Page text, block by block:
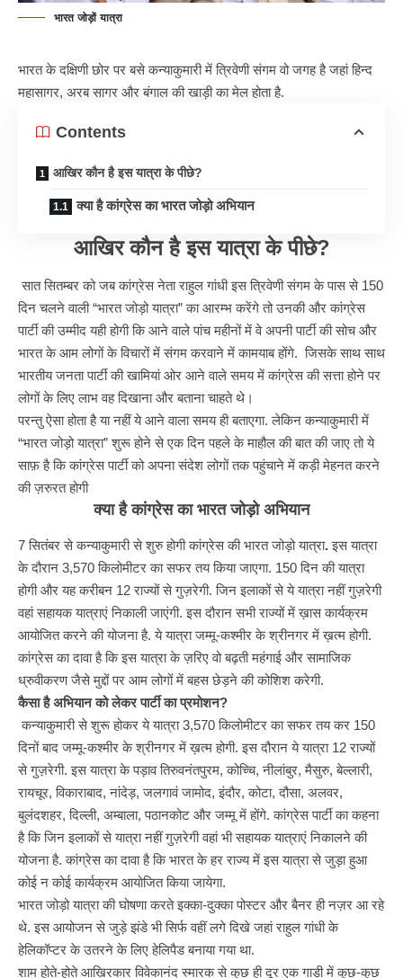
भारत जोड़ों यात्रा
भारत के दक्षिणी छोर पर बसे कन्याकुमारी में त्रिवेणी संगम वो जगह है जहां हिन्द
महासागर, अरब सागर और बंगाल की खाड़ी का मेल होता है.
Contents
आखिर कौन है इस यात्रा के पीछे?
क्या है कांग्रेस का भारत जोड़ो अभियान
आखिर कौन है इस यात्रा के पीछे?
सात सितम्बर को जब कांग्रेस नेता राहुल गांधी इस त्रिवेणी संगम के पास से 150
दिन चलने वाली “भारत जोड़ो यात्रा” का आरम्भ करेंगे तो उनकी और कांग्रेस
पार्टी की उम्मीद यही होगी कि आने वाले पांच महीनों में वे अपनी पार्टी की सोच और
भारत के आम लोगों के विचारों में संगम करवाने में कामयाब होंगे. जिसके साथ साथ
भारतीय जनता पार्टी की खामियां ओर आने वाले समय में कांग्रेस की सत्ता होने पर
लोगों के लिए लाभ वह दिखाना और बताना चाहते थे।
परन्तु ऐसा होता है या नहीं ये आने वाला समय ही बताएगा. लेकिन कन्याकुमारी में
“भारत जोड़ो यात्रा” शुरू होने से एक दिन पहले के माहौल की बात की जाए तो ये
साफ़ है कि कांग्रेस पार्टी को अपना संदेश लोगों तक पहुंचाने में कड़ी मेहनत करने
की ज़रुरत होगी
क्या है कांग्रेस का भारत जोड़ो अभियान
7 सितंबर से कन्याकुमारीसे शुरु होगी कांग्रेस की भारत जोड़ो यात्रा.इस यात्रा
के दौरान 3,570 किलोमीटर का सफर तय किया जाएगा. 150 दिन की यात्रा
होगी और यह करीबन 12 राज्यों से गुज़रेगी. जिन इलाकों से ये यात्रा नहीं गुज़रेगी
वहां सहायक यात्राएं निकाली जाएंगी. इस दौरान सभी राज्यों में ख़ास कार्यक्रम
आयोजित करने की योजना है. ये यात्रा जम्मू-कश्मीर के श्रीनगर में ख़त्म होगी.
कांग्रेस का दावा है कि इस यात्रा के ज़रिए वो बढ़ती महंगाई और सामाजिक
ध्रुवीकरण जैसे मुद्दों पर आम लोगों में बहस छेड़ने की कोशिश करेगी.
कैसा है अभियान को लेकर पार्टी का प्रमोशन?
कन्याकुमारी से शुरू होकर ये यात्रा 3,570 किलोमीटर का सफर तय कर 150
दिनों बाद जम्मू-कश्मीर के श्रीनगर में ख़त्म होगी. इस दौरान ये यात्रा 12 राज्यों
से गुज़रेगी. इस यात्रा के पड़ाव तिरुवनंतपुरम, कोच्चि, नीलांबुर, मैसुरु, बेल्लारी,
रायचूर, विकाराबाद, नांदेड़, जलगावं जामोद, इंदौर, कोटा, दौसा, अलवर,
बुलंदशहर, दिल्ली, अम्बाला, पठानकोट और जम्मू में होंगे. कांग्रेस पार्टी का कहना
है कि जिन इलाकों से यात्रा नहीं गुज़रेगी वहां भी सहायक यात्राएं निकालने की
योजना है. कांग्रेस का दावा है कि भारत के हर राज्य में इस यात्रा से जुड़ा हुआ
कोई न कोई कार्यक्रम आयोजित किया जायेगा.
भारत जोड़ो यात्रा की घोषणा करते इक्का-दुक्का पोस्टर और बैनर ही नज़र आ रहे
थे. इस आयोजन से जुड़े झंडे भी सिर्फ वहीं लगे दिखे जहां राहुल गांधी के
हेलिकॉप्टर के उतरने के लिए हेलिपैड बनाया गया था.
शाम होते-होते आख़िरकार विवेकानंद स्मारक से कुछ ही दूर एक गाड़ी में कुछ-कुछ